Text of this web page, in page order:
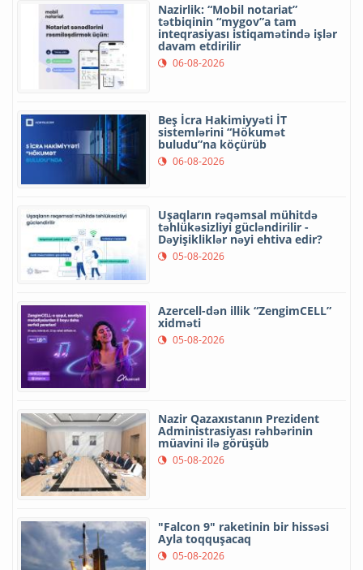
Nazirlik: “Mobil notariat”
tətbiqinin “mygov”a tam
inteqrasiyası istiqamətində işlər
davam etdirilir
06-08-2026
Beş İcra Hakimiyyəti İT
sistemlərini “Hökumət
buludu”na köçürüb
06-08-2026
Uşaqların rəqəmsal mühitdə
təhlükəsizliyi gücləndirilir -
Dəyişikliklər nəyi ehtiva edir?
05-08-2026
Azercell-dən illik “ZengimCELL”
xidməti
05-08-2026
Nazir Qazaxıstanın Prezident
Administrasiyası rəhbərinin
müavini ilə görüşüb
05-08-2026
"Falcon 9" raketinin bir hissəsi
Ayla toqquşacaq
05-08-2026